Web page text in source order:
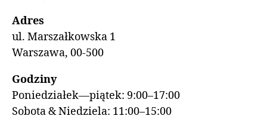
Adres
ul. Marszałkowska 1
Warszawa, 00-500
Godziny
Poniedziałek—piątek: 9:00–17:00
Sobota & Niedziela: 11:00–15:00